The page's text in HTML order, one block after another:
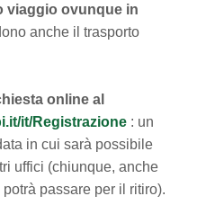
viaggio ovunque in
anche il trasporto
online al
it/Registrazione : un
in cui sarà possibile
uffici (chiunque, anche
passare per il ritiro).